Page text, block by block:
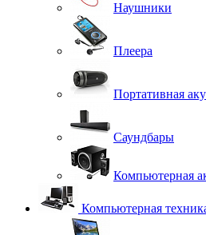
Наушники
Плеера
Портативная
Саундбары
Компьютерная
Компьютерная